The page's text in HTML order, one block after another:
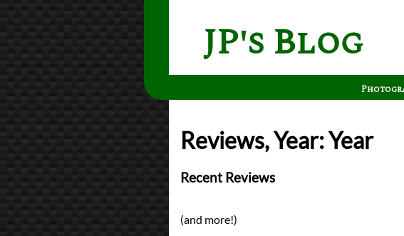
JP's Blog
Reviews, Year: Year
Recent Reviews
(and more!)